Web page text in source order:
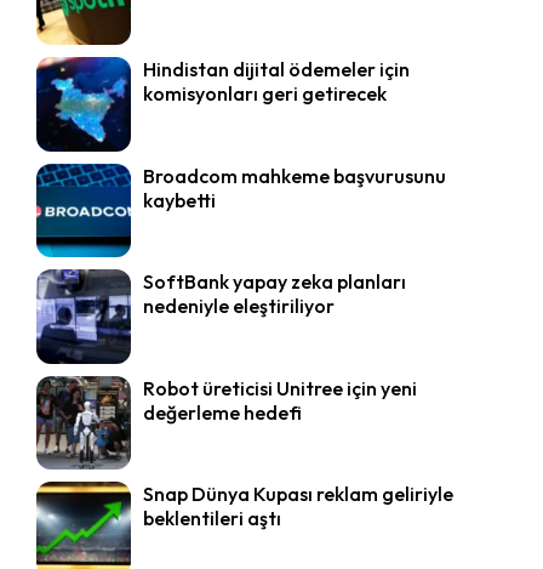
Hindistan dijital ödemeler için
komisyonları geri getirecek
Broadcom mahkeme başvurusunu
kaybetti
SoftBank yapay zeka planları
nedeniyle eleştiriliyor
Robot üreticisi Unitree için yeni
değerleme hedefi
Snap Dünya Kupası reklam geliriyle
beklentileri aştı